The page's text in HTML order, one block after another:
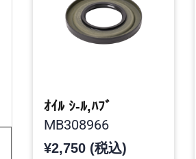
ｵｲﾙ ｼ-ﾙ,ﾊﾌﾞ
MB308966
¥2,750 (税込)